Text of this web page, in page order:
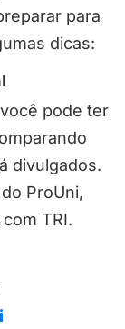
para
dicas:
pode ter
divulgados.
ProUni,
TRI.